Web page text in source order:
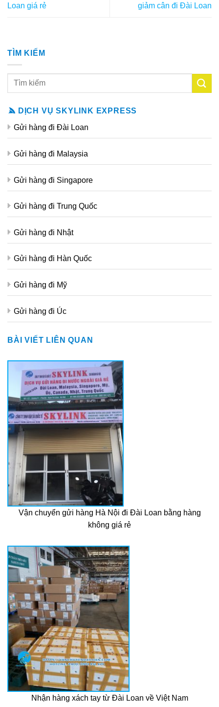
Loan giá rẻ
giảm cân đi Đài Loan
TÌM KIẾM
DỊCH VỤ SKYLINK EXPRESS
Gửi hàng đi Đài Loan
Gửi hàng đi Malaysia
Gửi hàng đi Singapore
Gửi hàng đi Trung Quốc
Gửi hàng đi Nhật
Gửi hàng đi Hàn Quốc
Gửi hàng đi Mỹ
Gửi hàng đi Úc
BÀI VIẾT LIÊN QUAN
Vận chuyển gửi hàng Hà Nội đi Đài Loan bằng hàng
không giá rẻ
Nhận hàng xách tay từ Đài Loan về Việt Nam